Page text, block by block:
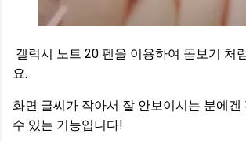
갤럭시 노트 20 펜을 이용하여 돋보기 처
요.
화면 글씨가 작아서 잘 안보이시는 분에
수 있는 기능입니다!